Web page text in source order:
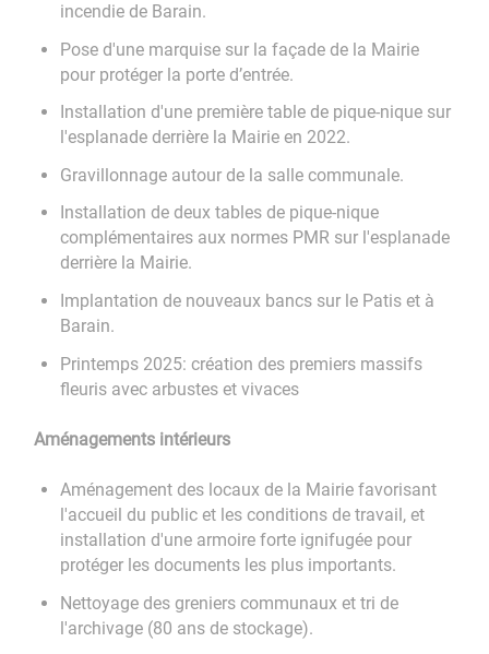
incendie de Barain.
Pose d'une marquise sur la façade de la Mairie
pour protéger la porte d’entrée.
Installation d'une première table de pique-nique sur
l'esplanade derrière la Mairie en 2022.
Gravillonnage autour de la salle communale.
Installation de deux tables de pique-nique
complémentaires aux normes PMR sur l'esplanade
derrière la Mairie.
Implantation de nouveaux bancs sur le Patis et à
Barain.
Printemps 2025: création des premiers massifs
fleuris avec arbustes et vivaces
Aménagements intérieurs
Aménagement des locaux de la Mairie favorisant
l'accueil du public et les conditions de travail, et
installation d'une armoire forte ignifugée pour
protéger les documents les plus importants.
Nettoyage des greniers communaux et tri de
l'archivage (80 ans de stockage).